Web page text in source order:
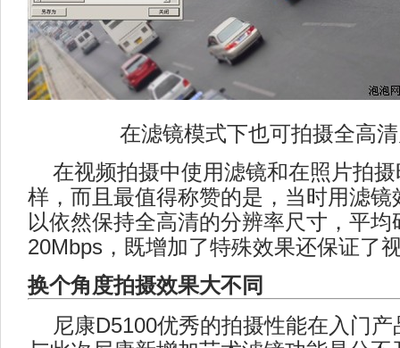
在滤镜模式下也可拍摄全高
在视频拍摄中使用滤镜和在照片拍摄
样，而且最值得称赞的是，当时用滤镜
以依然保持全高清的分辨率尺寸，平均
20Mbps，既增加了特殊效果还保证了
换个角度拍摄效果大不同
尼康D5100优秀的拍摄性能在入门产